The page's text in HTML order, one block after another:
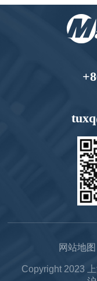
网站地图
Copyright 2023